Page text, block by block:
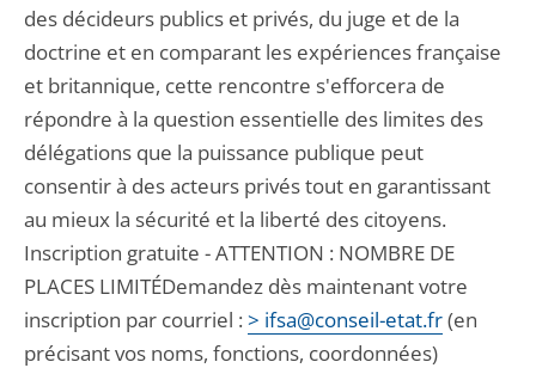
des décideurs publics et privés, du juge et de la
doctrine et en comparant les expériences française
et britannique, cette rencontre s'efforcera de
répondre à la question essentielle des limites des
délégations que la puissance publique peut
consentir à des acteurs privés tout en garantissant
au mieux la sécurité et la liberté des citoyens.
Inscription gratuite - ATTENTION : NOMBRE DE
PLACES LIMITÉDemandez dès maintenant votre
inscription par courriel : > ifsa@conseil-etat.fr(en
précisant vos noms, fonctions, coordonnées)